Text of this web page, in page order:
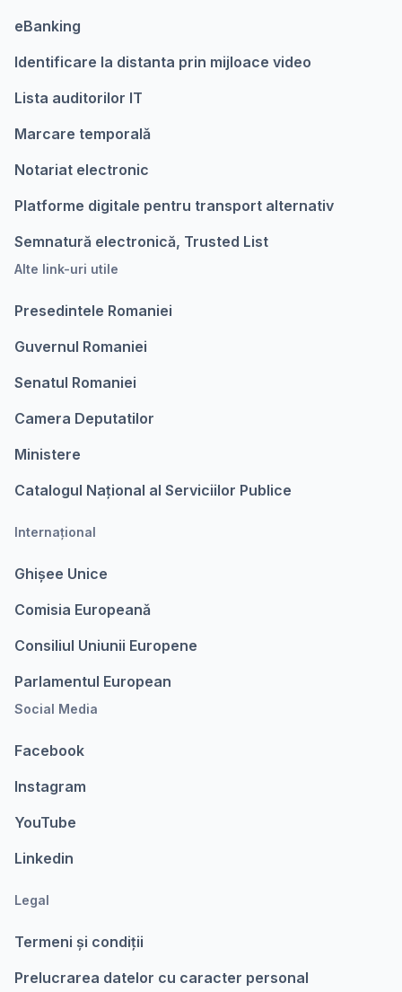
eBanking
Identificare la distanta prin mijloace video
Lista auditorilor IT
Marcare temporalǎ
Notariat electronic
Platforme digitale pentru transport alternativ
Semnatură electronică, Trusted List
Alte link-uri utile
Presedintele Romaniei
Guvernul Romaniei
Senatul Romaniei
Camera Deputatilor
Ministere
Catalogul Național al Serviciilor Publice
Internațional
Ghișee Unice
Comisia Europeanǎ
Consiliul Uniunii Europene
Parlamentul European
Social Media
Facebook
Instagram
YouTube
Linkedin
Legal
Termeni şi condiții
Prelucrarea datelor cu caracter personal